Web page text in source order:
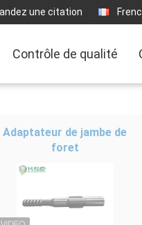
une citation
Contrôle de qualité
Adaptateur de jambe de
foret